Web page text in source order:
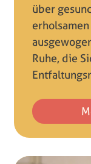
über
Ruhe, die